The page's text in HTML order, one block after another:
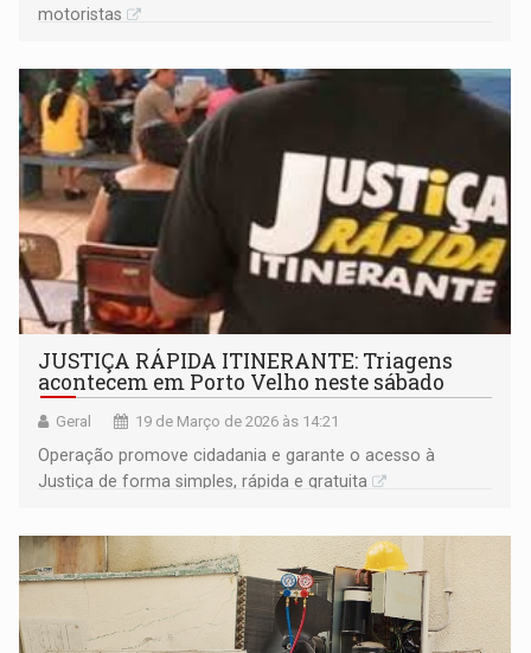
motoristas
JUSTIÇA RÁPIDA ITINERANTE: Triagens
acontecem em Porto Velho neste sábado
Geral 19 de Março de 2026 às 14:21
Operação promove cidadania e garante o acesso à
Justiça de forma simples, rápida e gratuita